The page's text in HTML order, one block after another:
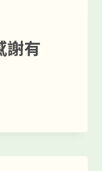
謝有